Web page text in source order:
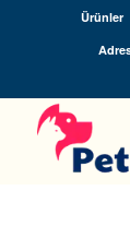
Ürünler